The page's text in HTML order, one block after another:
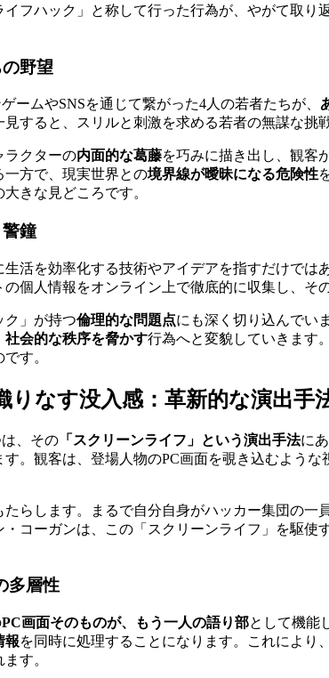
フハック」と称して行った行為が、やがて取り
野望
ームやSNSを通じて繋がった4人の若者たちが、
すると、スリルと刺激を求める若者の無謀な挑
ラクターの内面的な葛藤を巧みに描き出し、観客
方で、現実世界との境界線が曖昧になる危険性
きな見どころです。
警鐘
活を効率化する技術やアイデアを指すだけでは
個人情報をオンライン上で徹底的に収集し、そ
ク」が持つ倫理的な問題点にも深く切り込んでい
会的な秩序を脅かす行為へと変貌していきます
す。
りなす没入感：革新的な演出手
は、その 「スクリーンライフ」という演出手法に
。観客は、登場人物のPC画面を覗き込むよう
たらします。まるで自分自身がハッカー集団の
コーガンは、この「スクリーンライフ」を駆使
多層性
PC画面そのものが、もう一人の語り部として機能
報を同時に処理することになります。これにより
す。